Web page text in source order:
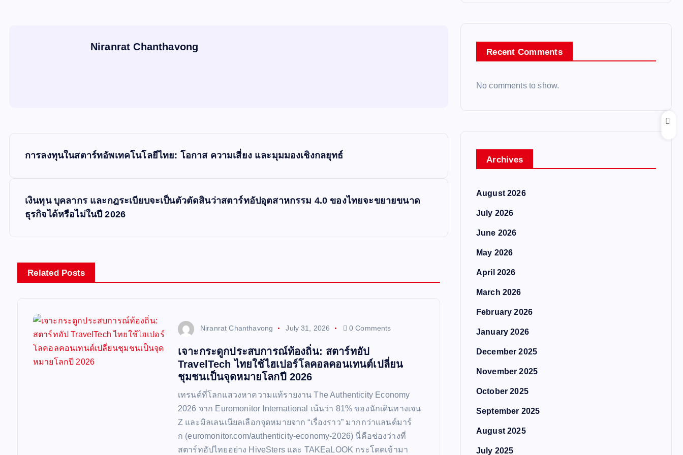
Niranrat Chanthavong
n
a
การลงทุนในสตาร์ทอัพเทคโนโลยีไทย: โอกาส ความเสี่ยง และมุมมองเชิงกลยุทธ์
เงินทุน บุคลากร และกฎระเบียบจะเป็นตัวตัดสินว่าสตาร์ทอัปอุตสาหกรรม 4.0 ของไทยจะขยายขนาด
ธุรกิจได้หรือไม่ในปี 2026
Related Posts
Niranrat Chanthavong July 31, 2026 0 Comments
เจาะกระดูกประสบการณ์ท้องถิ่น: สตาร์ทอัป
TravelTech ไทยใช้ไฮเปอร์โลคอลคอนเทนต์เปลี่ยน
ชุมชนเป็นจุดหมายโลกปี 2026
เทรนด์ที่โลกแสวงหาความแท้รายงาน The Authenticity Economy
2026 จาก Euromonitor International เน้นว่า 81% ของนักเดินทางเจน
Z และมิลเลนเนียลเลือกจุดหมายจาก “เรื่องราว” มากกว่าแลนด์มาร์
ก (euromonitor.com/authenticity-economy-2026) นี่คือช่องว่างที่
สตาร์ทอัปไทยอย่าง HiveSters และ TAKEaLOOK กระโดดเข้ามา
Recent Comments
No comments to show.
Archives
August 2026
July 2026
June 2026
May 2026
April 2026
March 2026
February 2026
January 2026
December 2025
November 2025
October 2025
September 2025
August 2025
July 2025